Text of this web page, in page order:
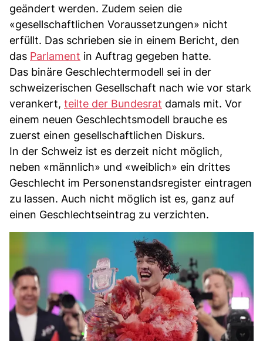
geändert werden. Zudem seien die
«gesellschaftlichen Voraussetzungen» nicht
erfüllt. Das schrieben sie in einem Bericht, den
das Parlament in Auftrag gegeben hatte.
Das binäre Geschlechtermodell sei in der
schweizerischen Gesellschaft nach wie vor stark
verankert, teilte der Bundesrat damals mit. Vor
einem neuen Geschlechtsmodell brauche es
zuerst einen gesellschaftlichen Diskurs.
In der Schweiz ist es derzeit nicht möglich,
neben «männlich» und «weiblich» ein drittes
Geschlecht im Personenstandsregister eintragen
zu lassen. Auch nicht möglich ist es, ganz auf
einen Geschlechtseintrag zu verzichten.